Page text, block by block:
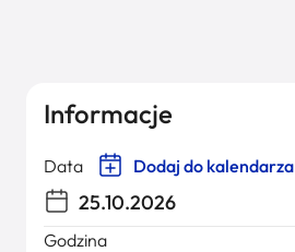
Informacje
Data Dodaj do kalendarza
25.10.2026
Godzina